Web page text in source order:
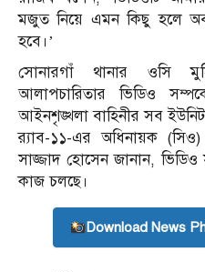
মজুত নিয়ে এমন কিছু হলে
হবে।’
সোনারগাঁ থানার ওসি
আলাপচারিতার ভিডিও
আইনশৃঙ্খলা বাহিনীর সব
র‍্যাব-১১-এর অধিনায়ক
সাজ্জাদ হোসেন জানান,
কাজ চলছে।
Download News